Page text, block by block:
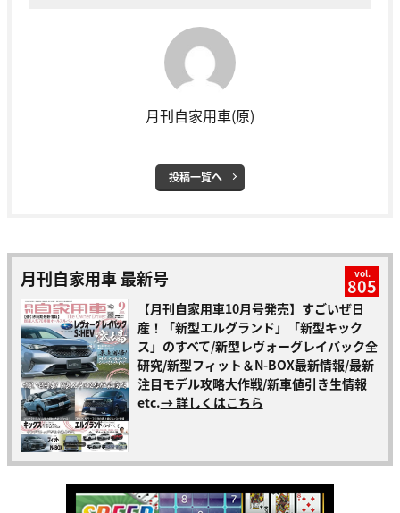
月刊自家用車(原)
投稿一覧へ
月刊自家用車 最新号 vol.
805
【月刊自家用車10月号発売】すごいぜ日
産！「新型エルグランド」「新型キック
ス」のすべて/新型レヴォーグレイバック全
研究/新型フィット＆N-BOX最新情報/最新
注目モデル攻略大作戦/新車値引き生情報
etc.→ 詳しくはこちら